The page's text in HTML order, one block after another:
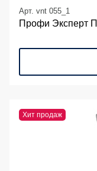
Арт. vnt 055_1
Профи Эксперт
Хит продаж